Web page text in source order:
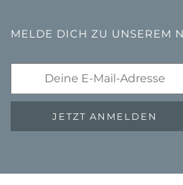
MELDE DICH ZU UNSEREM
JETZT ANMELDEN